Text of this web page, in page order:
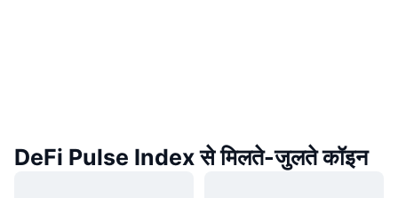
DeFi Pulse Index से मिलते-जुलते कॉइन